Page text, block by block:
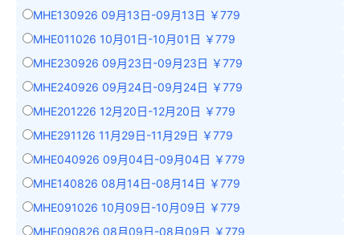
MHE130926 09月13日-09月13日 ￥779
MHE011026 10月01日-10月01日 ￥779
MHE230926 09月23日-09月23日 ￥779
MHE240926 09月24日-09月24日 ￥779
MHE201226 12月20日-12月20日 ￥779
MHE291126 11月29日-11月29日 ￥779
MHE040926 09月04日-09月04日 ￥779
MHE140826 08月14日-08月14日 ￥779
MHE091026 10月09日-10月09日 ￥779
MHE090826 08月09日-08月09日 ￥779